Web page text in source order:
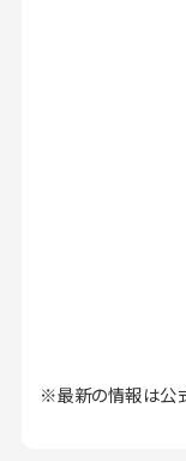
※最新の情報は公